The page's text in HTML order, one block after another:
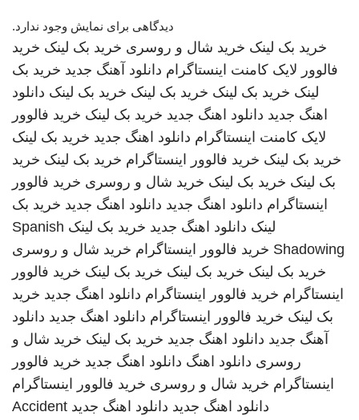
دیدگاهی برای نمایش وجود ندارد.
خرید بک لینک خرید شال و روسری خرید بک لینک خرید
فالوور لایک کامنت اینستاگرام دانلود آهنگ جدید خرید بک
لینک خرید بک لینک خرید بک لینک خرید بک لینک دانلود
اهنگ جدید دانلود اهنگ جدید خرید بک لینک خرید فالوور
لایک کامنت اینستاگرام دانلود اهنگ جدید خرید بک لینک
خرید بک لینک خرید فالوور اینستاگرام خرید بک لینک خرید
بک لینک خرید بک لینک خرید شال و روسری خرید فالوور
اینستاگرام دانلود اهنگ جدید دانلود اهنگ جدید خرید بک
لینک دانلود اهنگ جدید خرید بک لینک Spanish
Shadowing خرید فالوور اینستاگرام خرید شال و روسری
خرید بک لینک خرید بک لینک خرید بک لینک خرید فالوور
اینستاگرام خرید فالوور اینستاگرام دانلود اهنگ جدید خرید
بک لینک خرید فالوور اینستاگرام دانلود اهنگ جدید دانلود
آهنگ جدید دانلود اهنگ جدید خرید بک لینک خرید شال و
روسری دانلود اهنگ دانلود اهنگ جدید خرید فالوور
اینستاگرام خرید شال و روسری خرید فالوور اینستاگرام
دانلود اهنگ جدید دانلود اهنگ جدید Accident